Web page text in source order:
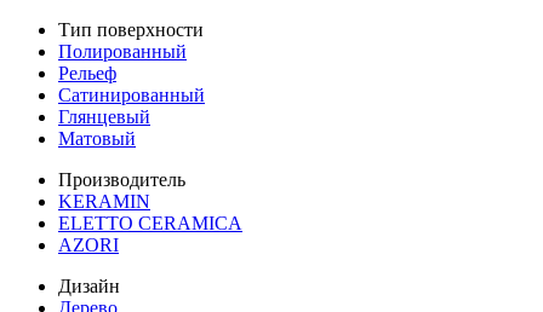
Тип поверхности
Полированный
Рельеф
Сатинированный
Глянцевый
Матовый
Производитель
KERAMIN
ELETTO CERAMICA
AZORI
Дизайн
Дерево